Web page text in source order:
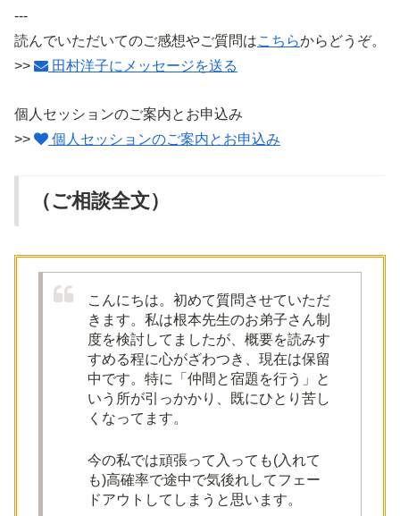
---
読んでいただいてのご感想やご質問はこちらからどうぞ。
>>
田村洋子にメッセージを送る
個人セッションのご案内とお申込み
>>
個人セッションのご案内とお申込み
（ご相談全文）
こんにちは。初めて質問させていただ
きます。私は根本先生のお弟子さん制
度を検討してましたが、概要を読みす
すめる程に心がざわつき、現在は保留
中です。特に「仲間と宿題を行う」と
いう所が引っかかり、既にひとり苦し
くなってます。
今の私では頑張って入っても(入れて
も)高確率で途中で気後れしてフェー
ドアウトしてしまうと思います。